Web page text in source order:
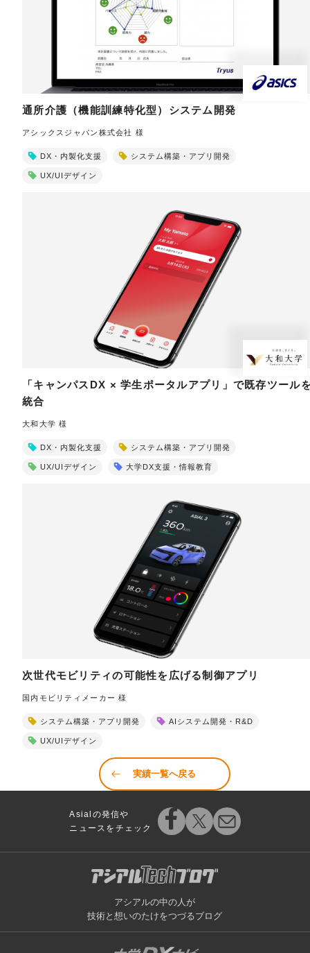
通所介護（機能訓練特化型）システム開発
アシックスジャパン株式会社 様
DX・内製化支援 システム構築・アプリ開発
UX/UIデザイン
「キャンパスDX × 学生ポータルアプリ」で既存ツール
統合
大和大学 様
DX・内製化支援 システム構築・アプリ開発
UX/UIデザイン 大学DX支援・情報教育
次世代モビリティの可能性を広げる制御アプリ
国内モビリティメーカー 様
システム構築・アプリ開発 AIシステム開発・R&D
UX/UIデザイン
実績一覧へ戻る
Asialの発信や
ニュースをチェック
アシアルの中の人が
技術と想いのたけをつづるブログ